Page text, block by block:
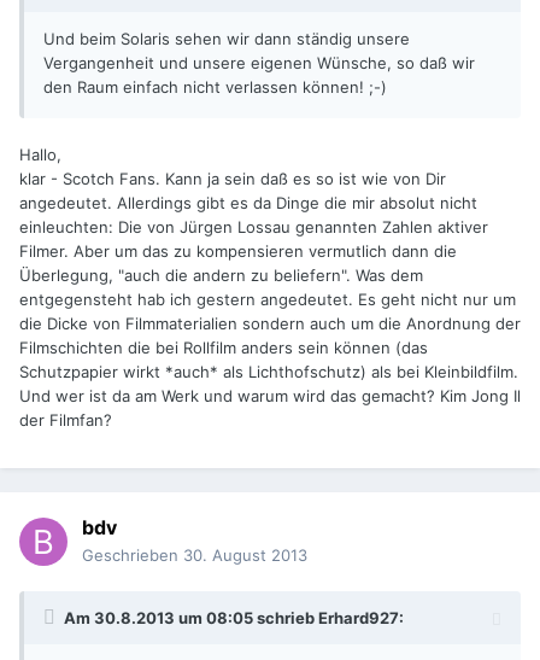
Und beim Solaris sehen wir dann ständig unsere
Vergangenheit und unsere eigenen Wünsche, so daß wir
den Raum einfach nicht verlassen können! ;-)
Hallo,
klar - Scotch Fans. Kann ja sein daß es so ist wie von Dir
angedeutet. Allerdings gibt es da Dinge die mir absolut nicht
einleuchten: Die von Jürgen Lossau genannten Zahlen aktiver
Filmer. Aber um das zu kompensieren vermutlich dann die
Überlegung, "auch die andern zu beliefern". Was dem
entgegensteht hab ich gestern angedeutet. Es geht nicht nur um
die Dicke von Filmmaterialien sondern auch um die Anordnung der
Filmschichten die bei Rollfilm anders sein können (das
Schutzpapier wirkt *auch* als Lichthofschutz) als bei Kleinbildfilm.
Und wer ist da am Werk und warum wird das gemacht? Kim Jong Il
der Filmfan?
bdv
Geschrieben 30. August 2013
Am 30.8.2013 um 08:05 schrieb Erhard927: